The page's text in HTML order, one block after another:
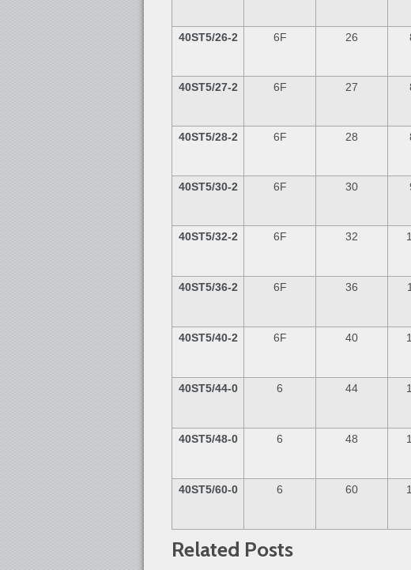
40ST5/26-2 6F 26
40ST5/27-2 6F 27
40ST5/28-2 6F 28
40ST5/30-2 6F 30
40ST5/32-2 6F 32
40ST5/36-2 6F 36
40ST5/40-2 6F 40
40ST5/44-0 6 44
40ST5/48-0 6 48
40ST5/60-0 6 60
Related Posts